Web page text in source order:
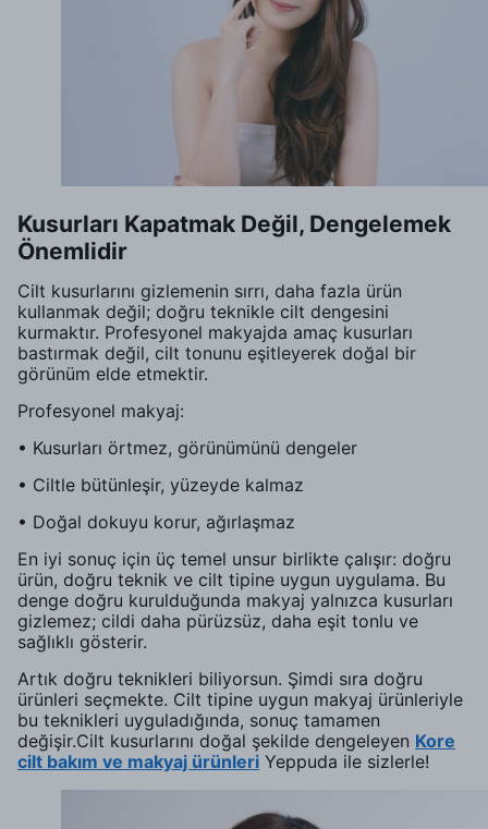
Kusurları Kapatmak Değil, Dengelemek
Önemlidir
Cilt kusurlarını gizlemenin sırrı, daha fazla ürün
kullanmak değil; doğru teknikle cilt dengesini
kurmaktır. Profesyonel makyajda amaç kusurları
bastırmak değil, cilt tonunu eşitleyerek doğal bir
görünüm elde etmektir.
Profesyonel makyaj:
• Kusurları örtmez, görünümünü dengeler
• Ciltle bütünleşir, yüzeyde kalmaz
• Doğal dokuyu korur, ağırlaşmaz
En iyi sonuç için üç temel unsur birlikte çalışır: doğru
ürün, doğru teknik ve cilt tipine uygun uygulama. Bu
denge doğru kurulduğunda makyaj yalnızca kusurları
gizlemez; cildi daha pürüzsüz, daha eşit tonlu ve
sağlıklı gösterir.
Artık doğru teknikleri biliyorsun. Şimdi sıra doğru
ürünleri seçmekte. Cilt tipine uygun makyaj ürünleriyle
bu teknikleri uyguladığında, sonuç tamamen
değişir.Cilt kusurlarını doğal şekilde dengeleyen Kore
cilt bakım ve makyaj ürünleri Yeppuda ile sizlerle!